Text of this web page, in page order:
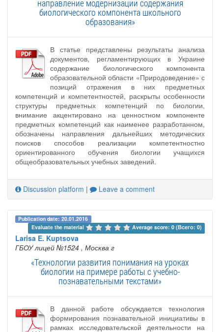
направление модернизации содержания
биологического компонента школьного
образования»
В статье представлены результаты анализа
документов, регламентирующих в Украине
содержание биологического компонента
образовательной области «Природоведение» с
позиций отражения в них предметных
компетенций и компетентностей, раскрыты особенности
структуры предметных компетенций по биологии,
внимание акцентировано на ценностном компоненте
предметных компетенций как наименее разработанном,
обозначены направления дальнейших методических
поисков способов реализации компетентностно
ориентированного обучения биологии учащихся
общеобразовательных учебных заведений.
Discussion platform | Leave a comment
Publication date: 20.01.2016
Evaluate the material
Average score: 0 (Всего: 0)
Larisa E. Kuptsova
ГБОУ лицей №1524 , Москва г
«Технологии развития понимания на уроках
биологии на примере работы с учебно-
познавательными текстами»
В данной работе обсуждается технология
формирования познавательной инициативы в
рамках исследовательской деятельности на